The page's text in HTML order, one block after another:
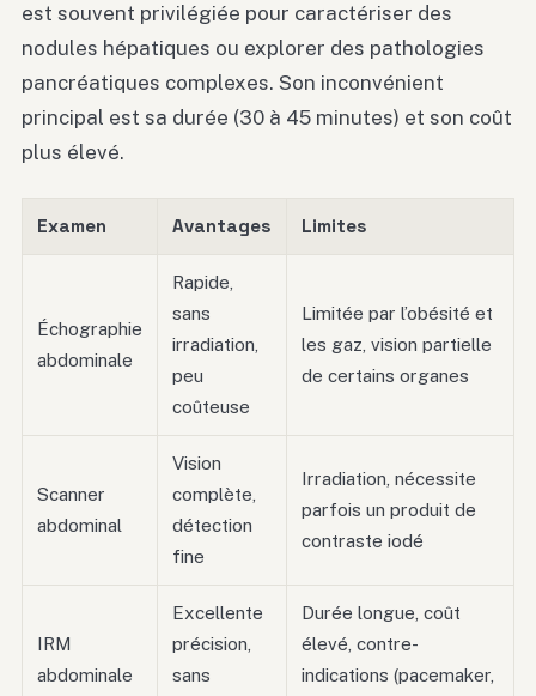
est souvent privilégiée pour caractériser des
nodules hépatiques ou explorer des pathologies
pancréatiques complexes. Son inconvénient
principal est sa durée (30 à 45 minutes) et son coût
plus élevé.
Examen Avantages Limites
Échographie
abdominale
Rapide,
sans
irradiation,
peu
coûteuse
Limitée par l’obésité et
les gaz, vision partielle
de certains organes
Scanner
abdominal
Vision
complète,
détection
fine
Irradiation, nécessite
parfois un produit de
contraste iodé
IRM
abdominale
Excellente
précision,
sans
Durée longue, coût
élevé, contre-
indications (pacemaker,